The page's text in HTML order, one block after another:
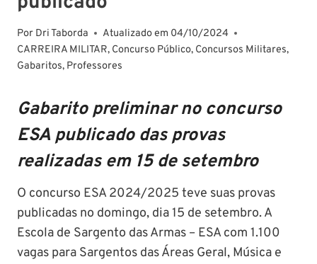
Por Dri Taborda Atualizado em 04/10/2024
CARREIRA MILITAR, Concurso Público, Concursos Militares,
Gabaritos, Professores
Gabarito preliminar no concurso
ESA publicado das provas
realizadas em 15 de setembro
O concurso ESA 2024/2025 teve suas provas
publicadas no domingo, dia 15 de setembro. A
Escola de Sargento das Armas – ESA com 1.100
vagas para Sargentos das Áreas Geral, Música e